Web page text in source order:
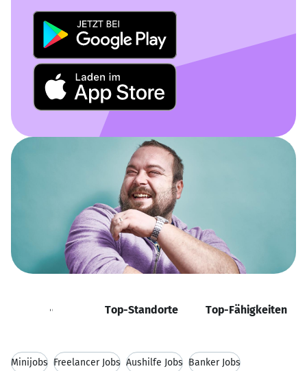
Positionen Top-Standorte Top-Fähigkeiten
Minijobs Freelancer Jobs Aushilfe Jobs Banker Jobs